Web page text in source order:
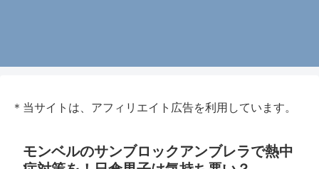
＊当サイトは、アフィリエイト広告を利用しています。
モンベルのサンブロックアンブレラで熱中